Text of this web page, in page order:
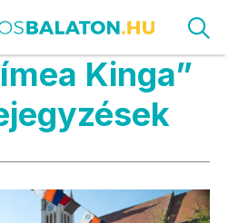
Kinga”